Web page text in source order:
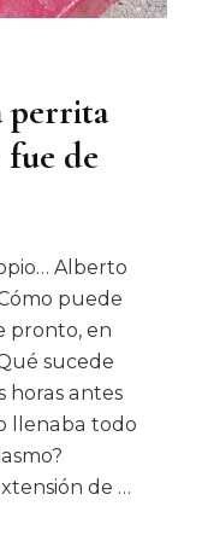
perrita
fue de
Alberto
puede
pronto, en
sucede
horas antes
llenaba todo
de …